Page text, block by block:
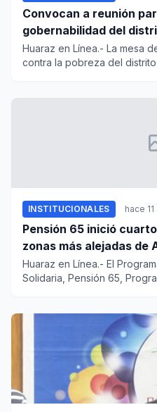
Convocan a reunión
gobernabilidad del
2018
Huaraz en Línea.- La mesa
contra la pobreza del
INSTITUCIONALES hace
Pensión 65 inició
zonas más alejadas de
Huaraz en Línea.- El
Solidaria, Pensión 65,